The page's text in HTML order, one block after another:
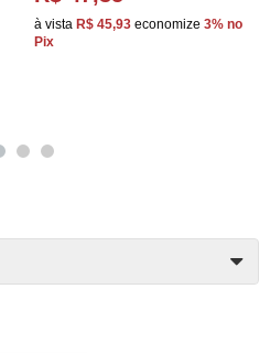
à vista R$ 45,93 economize 3% no
Pix